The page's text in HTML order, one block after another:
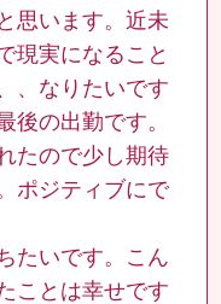
思います。近未
現実になること
、なりたいです
後の出勤です。
たので少し期待
ポジティブにで
たいです。こん
ことは幸せです